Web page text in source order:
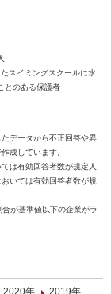
スイミングスクールに水
とのある保護者
データから不正回答や異
成しています。
は有効回答者数が規定人
いては有効回答者数が規
が基準値以下の企業がラ
2020年
2019年